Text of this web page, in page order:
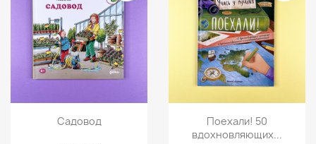
Просмотр
Садовод Просмотр
Поехали! 50
вдохновляющих...